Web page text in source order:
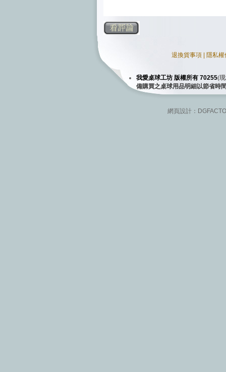
退換貨事項 隱私
我愛桌球工坊 版權所有 70255(
備購買之桌球用品明細以節省時
網頁設計：